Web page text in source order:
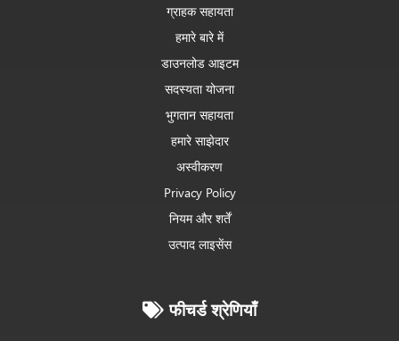
ग्राहक सहायता
हमारे बारे में
डाउनलोड आइटम
सदस्यता योजना
भुगतान सहायता
हमारे साझेदार
अस्वीकरण
Privacy Policy
नियम और शर्तें
उत्पाद लाइसेंस
फीचर्ड श्रेणियाँ